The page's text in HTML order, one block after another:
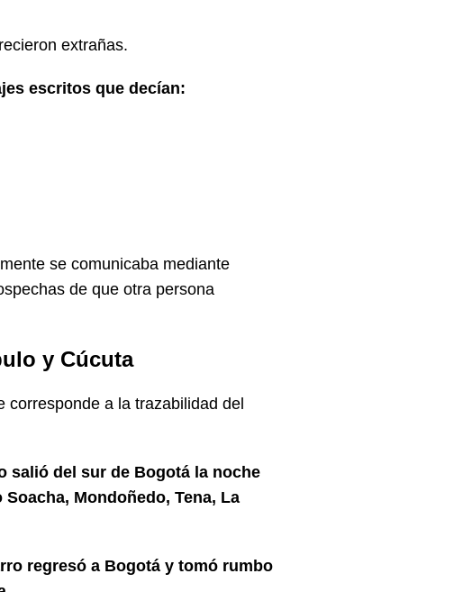
extrañas.
escritos que decían:
se comunicaba mediante
de que otra persona
y Cúcuta
a la trazabilidad del
salió del sur de Bogotá la noche
Mondoñedo, Tena, La
regresó a Bogotá y tomó rumbo